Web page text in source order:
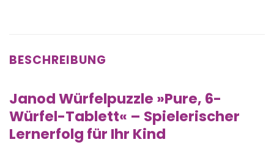
BESCHREIBUNG
Janod Würfelpuzzle »Pure, 6-
Würfel-Tablett« – Spielerischer
Lernerfolg für Ihr Kind